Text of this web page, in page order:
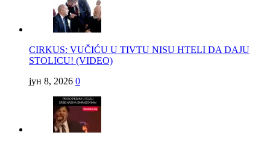
CIRKUS: VUČIĆU U TIVTU NISU HTELI DA DAJU
STOLICU! (VIDEO)
јун 8, 2026 0